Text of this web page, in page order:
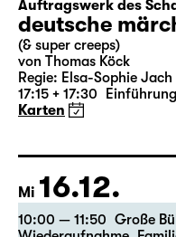
So 13.12.
18:00 — 19:45 Große
Auftragswerk des
deutsche
(& super creeps)
17:15 + 17:30
Karten